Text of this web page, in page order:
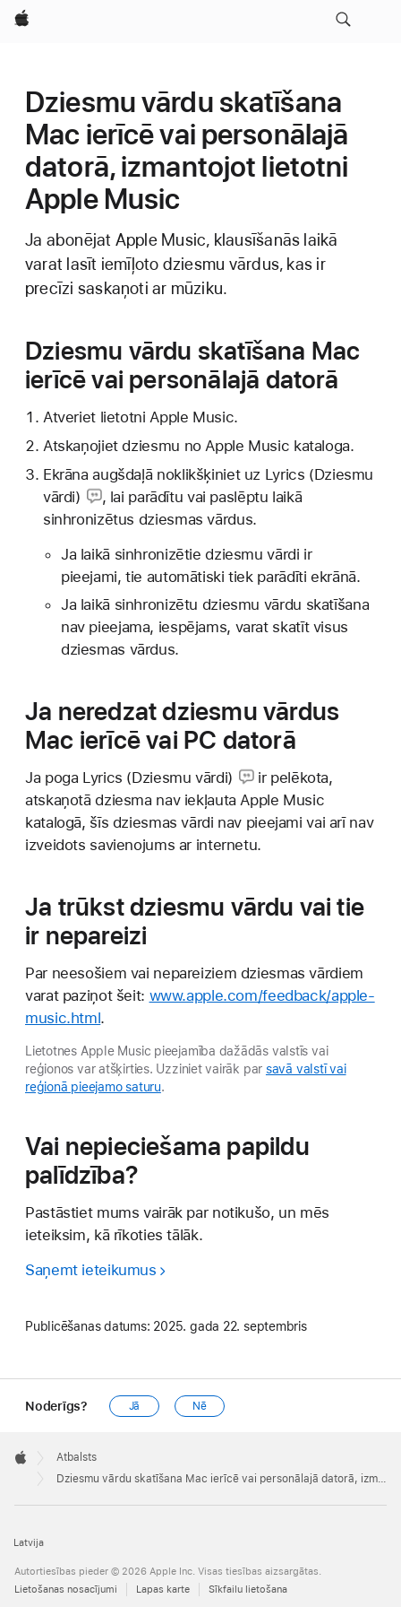
Apple
Dziesmu vārdu skatīšana
Mac ierīcē vai personālajā
datorā, izmantojot lietotni
Apple Music
Ja abonējat Apple Music, klausīšanās laikā
varat lasīt iemīļoto dziesmu vārdus, kas ir
precīzi saskaņoti ar mūziku.
Dziesmu vārdu skatīšana Mac
ierīcē vai personālajā datorā
Atveriet lietotni Apple Music.
Atskaņojiet dziesmu no Apple Music kataloga.
Ekrāna augšdaļā noklikšķiniet uz Lyrics (Dziesmu
vārdi)
, lai parādītu vai paslēptu laikā
sinhronizētus dziesmas vārdus.
Ja laikā sinhronizētie dziesmu vārdi ir
pieejami, tie automātiski tiek parādīti ekrānā.
Ja laikā sinhronizētu dziesmu vārdu skatīšana
nav pieejama, iespējams, varat skatīt visus
dziesmas vārdus.
Ja neredzat dziesmu vārdus
Mac ierīcē vai PC datorā
Ja poga Lyrics (Dziesmu vārdi)
ir pelēkota,
atskaņotā dziesma nav iekļauta Apple Music
katalogā, šīs dziesmas vārdi nav pieejami vai arī nav
izveidots savienojums ar internetu.
Ja trūkst dziesmu vārdu vai tie
ir nepareizi
Par neesošiem vai nepareiziem dziesmas vārdiem
varat paziņot šeit: www.apple.com/feedback/apple-
music.html.
Lietotnes Apple Music pieejamība dažādās valstīs vai
reģionos var atšķirties. Uzziniet vairāk par savā valstī vai
reģionā pieejamo saturu.
Vai nepieciešama papildu
palīdzība?
Pastāstiet mums vairāk par notikušo, un mēs
ieteiksim, kā rīkoties tālāk.
Saņemt ieteikumus
Publicēšanas datums: 2025. gada 22. septembris
Noderīgs? Jā Nē
Footer

Apple
Atbalsts
Dziesmu vārdu skatīšana Mac ierīcē vai personālajā datorā, izmantojot lietotni Apple Music
Latvija
Autortiesības pieder © 2026 Apple Inc. Visas tiesības aizsargātas.
Lietošanas nosacījumi
Lapas karte Sīkfailu lietošana